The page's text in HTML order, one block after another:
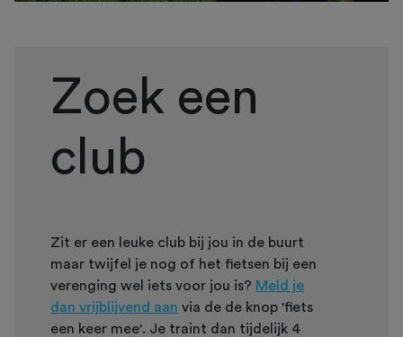
Zoek een
club
Zit er een leuke club bij jou in de buurt
maar twijfel je nog of het fietsen bij een
verenging wel iets voor jou is? Meld je
dan vrijblijvend aan via de de knop 'fiets
een keer mee'. Je traint dan tijdelijk 4